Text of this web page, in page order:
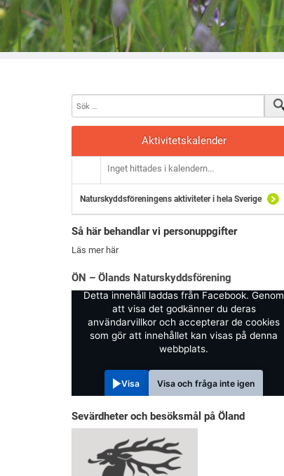
Aktivitetskalender
Inget hittades i kalendern...
Naturskyddsföreningens aktiviteter i hela Sverige
Så här behandlar vi personuppgifter
Läs mer här
ÖN – Ölands Naturskyddsförening
Detta innehåll laddas från Facebook. Genom
att visa det godkänner du deras
användarvillkor och accepterar de cookies
som gör att innehållet kan visas på denna
webbplats.
Visa Visa och fråga inte igen
Sevärdheter och besöksmål på Öland